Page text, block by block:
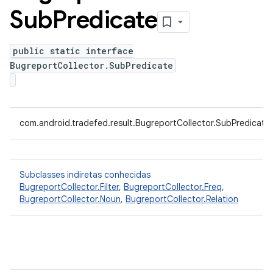
SubPredicate
public static interface
BugreportCollector.SubPredicate
com.android.tradefed.result.BugreportCollector.SubPredicate
Subclasses indiretas conhecidas
BugreportCollector.Filter, BugreportCollector.Freq,
BugreportCollector.Noun, BugreportCollector.Relation